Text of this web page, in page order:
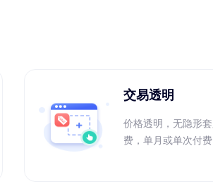
交易透明
价格透明，无隐形
费，单月或单次付费